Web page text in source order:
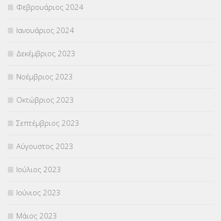
Φεβρουάριος 2024
Ιανουάριος 2024
Δεκέμβριος 2023
Νοέμβριος 2023
Οκτώβριος 2023
Σεπτέμβριος 2023
Αύγουστος 2023
Ιούλιος 2023
Ιούνιος 2023
Μάιος 2023